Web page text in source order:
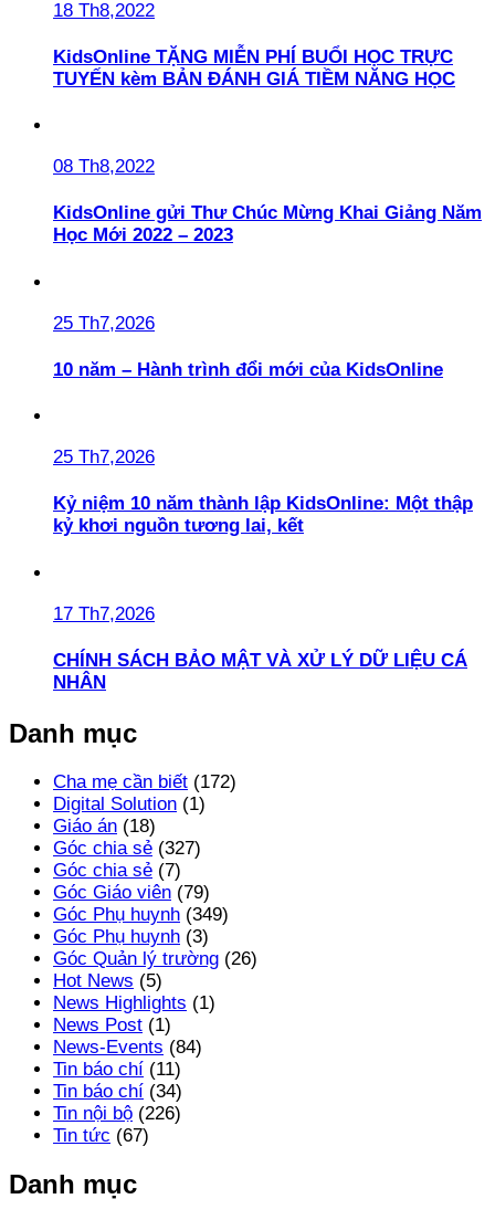
18 Th8,2022
KidsOnline TẶNG MIỄN PHÍ BUỔI HỌC TRỰC
TUYẾN kèm BẢN ĐÁNH GIÁ TIỀM NĂNG HỌC
08 Th8,2022
KidsOnline gửi Thư Chúc Mừng Khai Giảng Năm
Học Mới 2022 – 2023
25 Th7,2026
10 năm – Hành trình đổi mới của KidsOnline
25 Th7,2026
Kỷ niệm 10 năm thành lập KidsOnline: Một thập
kỷ khơi nguồn tương lai, kết
17 Th7,2026
CHÍNH SÁCH BẢO MẬT VÀ XỬ LÝ DỮ LIỆU CÁ
NHÂN
Danh mục
Cha mẹ cần biết (172)
Digital Solution (1)
Giáo án (18)
Góc chia sẻ (327)
Góc chia sẻ (7)
Góc Giáo viên (79)
Góc Phụ huynh (349)
Góc Phụ huynh (3)
Góc Quản lý trường (26)
Hot News (5)
News Highlights (1)
News Post (1)
News-Events (84)
Tin báo chí (11)
Tin báo chí (34)
Tin nội bộ (226)
Tin tức (67)
Danh mục